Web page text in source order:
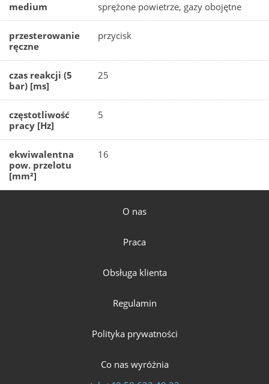
medium sprężone powietrze, gazy obojętne
przesterowanie
ręczne
przycisk
czas reakcji (5
bar) [ms]
25
częstotliwość
pracy [Hz]
5
ekwiwalentna
pow. przelotu
[mm²]
16
O nas
Praca
Obsługa klienta
Regulamin
Polityka prywatności
Co nas wyróżnia